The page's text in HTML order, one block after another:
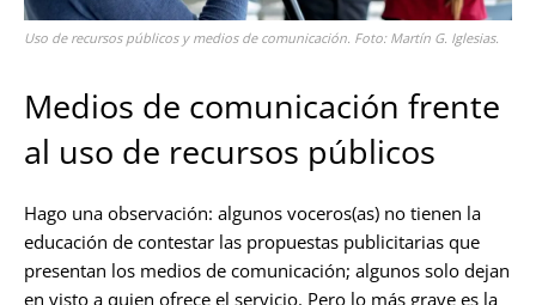
Uso de recursos públicos y medios de comunicación. Foto: Martín G. Iglesias.
Medios de comunicación frente
al uso de recursos públicos
Hago una observación: algunos voceros(as) no tienen la
educación de contestar las propuestas publicitarias que
presentan los medios de comunicación; algunos solo dejan
en visto a quien ofrece el servicio. Pero lo más grave es la